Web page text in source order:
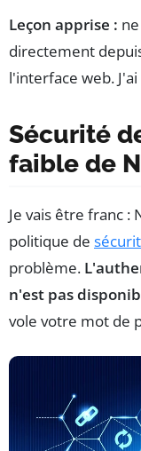
Leçon apprise :
directement
l'interface web.
Sécurité
faible de
Je vais être franc :
politique de
problème.
n'est pas
vole votre mot de